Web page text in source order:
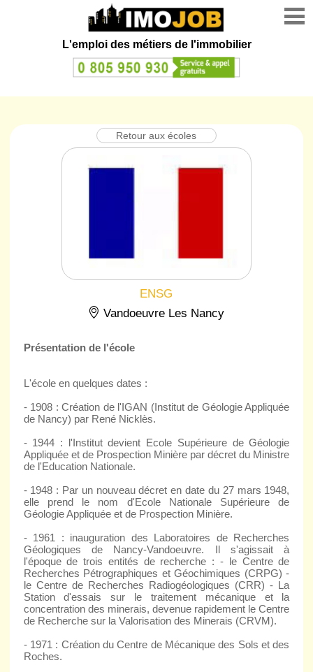
L'emploi des métiers de l'immobilier
Retour aux écoles
ENSG
Vandoeuvre Les Nancy
Présentation de l'école
L'école en quelques dates :
- 1908 : Création de l'IGAN (Institut de Géologie Appliquée
de Nancy) par René Nicklès.
- 1944 : l'Institut devient Ecole Supérieure de Géologie
Appliquée et de Prospection Minière par décret du Ministre
de l'Education Nationale.
- 1948 : Par un nouveau décret en date du 27 mars 1948,
elle prend le nom d'Ecole Nationale Supérieure de
Géologie Appliquée et de Prospection Minière.
- 1961 : inauguration des Laboratoires de Recherches
Géologiques de Nancy-Vandoeuvre. Il s'agissait à
l'époque de trois entités de recherche : - le Centre de
Recherches Pétrographiques et Géochimiques (CRPG) -
le Centre de Recherches Radiogéologiques (CRR) - La
Station d'essais sur le traitement mécanique et la
concentration des minerais, devenue rapidement le Centre
de Recherche sur la Valorisation des Minerais (CRVM).
- 1971 : Création du Centre de Mécanique des Sols et des
Roches.